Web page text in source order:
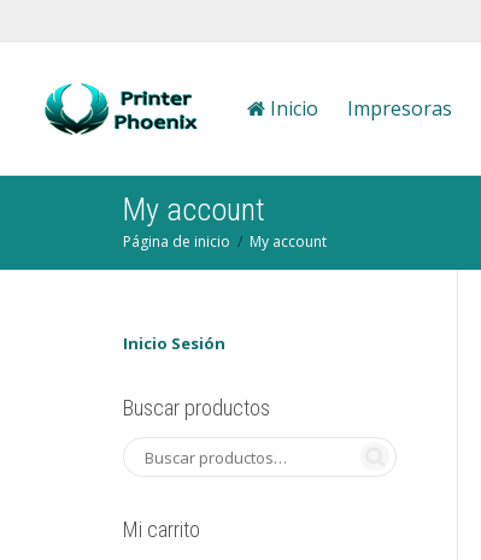
Inicio Impresoras
My account
Página de inicio My account
Inicio Sesión
Buscar productos
Mi carrito